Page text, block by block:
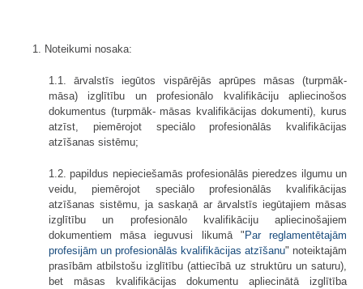
1. Noteikumi nosaka:
1.1. ārvalstīs iegūtos vispārējās aprūpes māsas (turpmāk-
māsa) izglītību un profesionālo kvalifikāciju apliecinošos
dokumentus (turpmāk- māsas kvalifikācijas dokumenti), kurus
atzīst, piemērojot speciālo profesionālās kvalifikācijas
atzīšanas sistēmu;
1.2. papildus nepieciešamās profesionālās pieredzes ilgumu un
veidu, piemērojot speciālo profesionālās kvalifikācijas
atzīšanas sistēmu, ja saskaņā ar ārvalstīs iegūtajiem māsas
izglītību un profesionālo kvalifikāciju apliecinošajiem
dokumentiem māsa ieguvusi likumā "Par reglamentētajām
profesijām un profesionālās kvalifikācijas atzīšanu" noteiktajām
prasībām atbilstošu izglītību (attiecībā uz struktūru un saturu),
bet māsas kvalifikācijas dokumentu apliecinātā izglītība